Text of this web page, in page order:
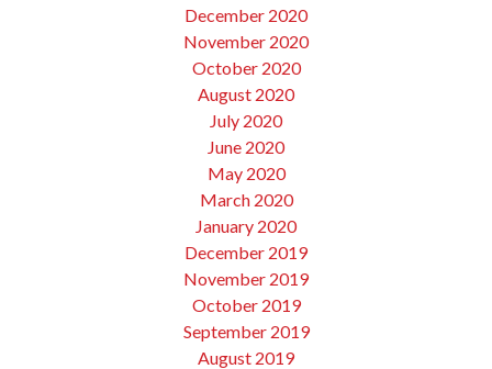
December 2020
November 2020
October 2020
August 2020
July 2020
June 2020
May 2020
March 2020
January 2020
December 2019
November 2019
October 2019
September 2019
August 2019